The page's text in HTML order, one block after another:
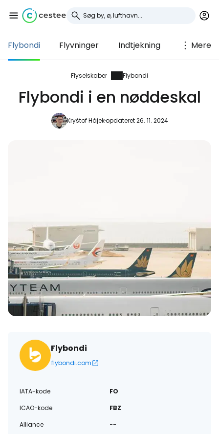
Flybondi Flyvninger Indtjekning Mere
Flyselskaber Flybondi
Flybondi i en nøddeskal
Kryštof Hájekopdateret 26. 11. 2024
Flybondi
flybondi.com
IATA-kode
FO
ICAO-kode
FBZ
Alliance
--
Log ind på Cestee
... det verdensomspændende
rejsefællesskab
Fortsæt med Google